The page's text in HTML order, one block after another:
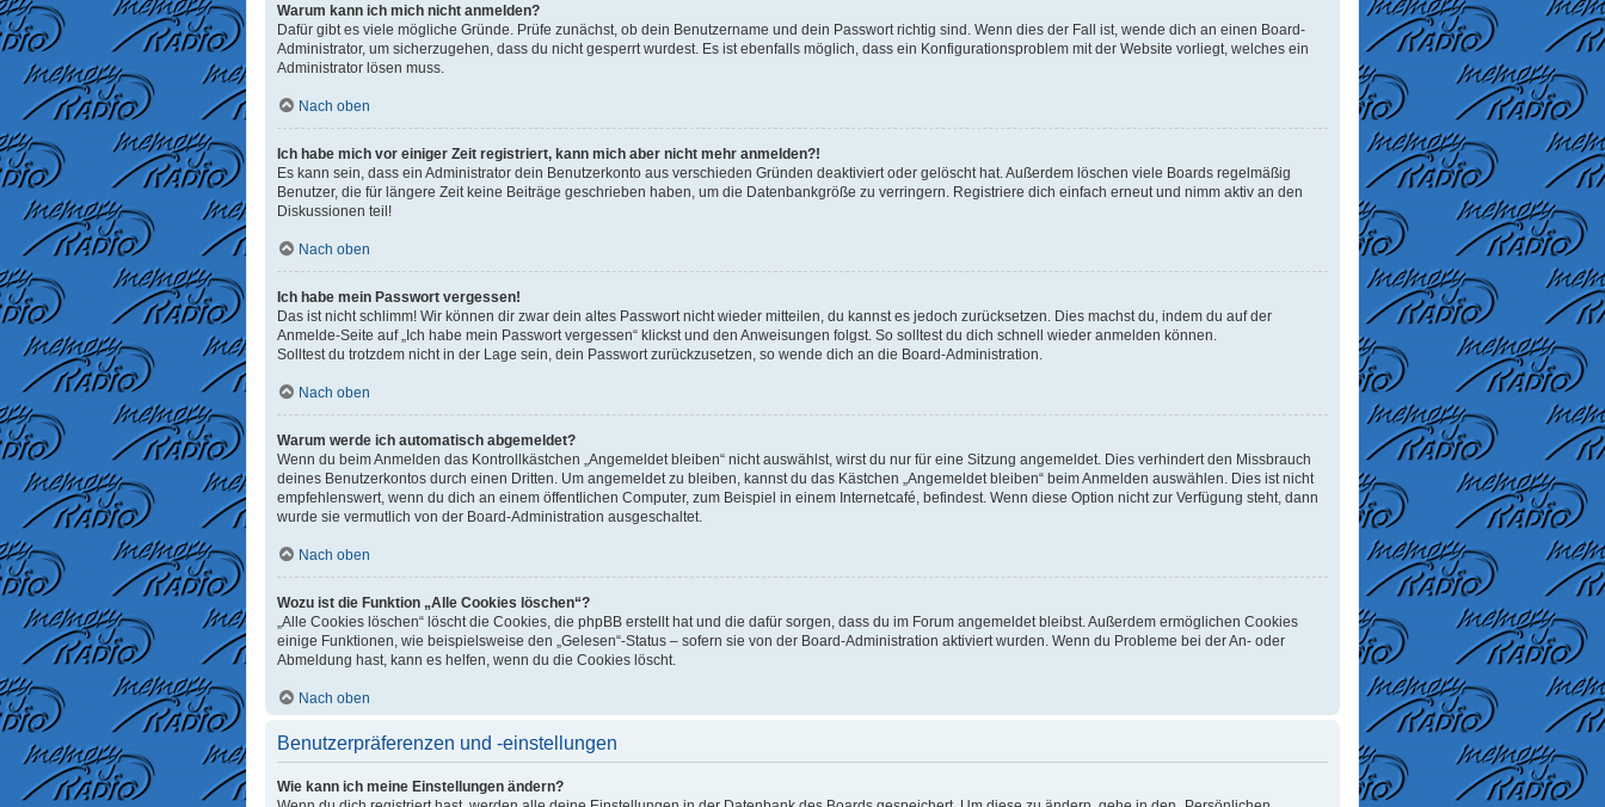
Warum kann ich mich nicht anmelden?
Dafür gibt es viele mögliche Gründe. Prüfe zunächst, ob dein Benutzername und dein Passwort richtig sind. Wenn dies der Fall ist, wende dich an einen Board-
Administrator, um sicherzugehen, dass du nicht gesperrt wurdest. Es ist ebenfalls möglich, dass ein Konfigurationsproblem mit der Website vorliegt, welches ein
Administrator lösen muss.
Nach oben
Ich habe mich vor einiger Zeit registriert, kann mich aber nicht mehr anmelden?!
Es kann sein, dass ein Administrator dein Benutzerkonto aus verschieden Gründen deaktiviert oder gelöscht hat. Außerdem löschen viele Boards regelmäßig
Benutzer, die für längere Zeit keine Beiträge geschrieben haben, um die Datenbankgröße zu verringern. Registriere dich einfach erneut und nimm aktiv an den
Diskussionen teil!
Nach oben
Ich habe mein Passwort vergessen!
Das ist nicht schlimm! Wir können dir zwar dein altes Passwort nicht wieder mitteilen, du kannst es jedoch zurücksetzen. Dies machst du, indem du auf der
Anmelde-Seite auf „Ich habe mein Passwort vergessen“ klickst und den Anweisungen folgst. So solltest du dich schnell wieder anmelden können.
Solltest du trotzdem nicht in der Lage sein, dein Passwort zurückzusetzen, so wende dich an die Board-Administration.
Nach oben
Warum werde ich automatisch abgemeldet?
Wenn du beim Anmelden das Kontrollkästchen „Angemeldet bleiben“ nicht auswählst, wirst du nur für eine Sitzung angemeldet. Dies verhindert den Missbrauch
deines Benutzerkontos durch einen Dritten. Um angemeldet zu bleiben, kannst du das Kästchen „Angemeldet bleiben“ beim Anmelden auswählen. Dies ist nicht
empfehlenswert, wenn du dich an einem öffentlichen Computer, zum Beispiel in einem Internetcafé, befindest. Wenn diese Option nicht zur Verfügung steht, dann
wurde sie vermutlich von der Board-Administration ausgeschaltet.
Nach oben
Wozu ist die Funktion „Alle Cookies löschen“?
„Alle Cookies löschen“ löscht die Cookies, die phpBB erstellt hat und die dafür sorgen, dass du im Forum angemeldet bleibst. Außerdem ermöglichen Cookies
einige Funktionen, wie beispielsweise den „Gelesen“-Status – sofern sie von der Board-Administration aktiviert wurden. Wenn du Probleme bei der An- oder
Abmeldung hast, kann es helfen, wenn du die Cookies löscht.
Nach oben
Benutzerpräferenzen und -einstellungen
Wie kann ich meine Einstellungen ändern?